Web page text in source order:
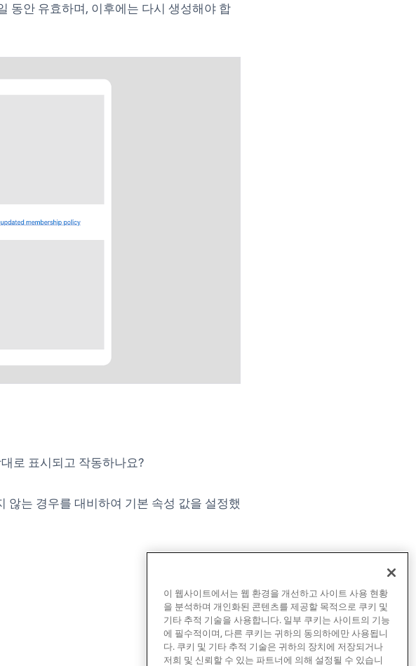
동안 유효하며, 이후에는 다시 생성해야 합
로 표시되고 작동하나요?
는 경우를 대비하여 기본 속성 값을 설정했
이 웹사이트에서는 웹 환경을 개선하고 사이트 사용 현황
을 분석하며 개인화된 콘텐츠를 제공할 목적으로 쿠키 및
기타 추적 기술을 사용합니다. 일부 쿠키는 사이트의 기능
에 필수적이며, 다른 쿠키는 귀하의 동의하에만 사용됩니
다. 쿠키 및 기타 추적 기술은 귀하의 장치에 저장되거나
저희 및 신뢰할 수 있는 파트너에 의해 설정될 수 있습니